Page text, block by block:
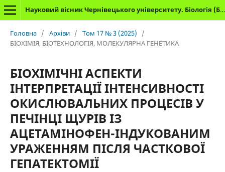
Науковий вісник Чернівецького університету. Біологія (Біологічні системи)
Головна / Архіви / Том 17 № 3 (2025)
/
БІОХІМІЯ, БІОТЕХНОЛОГІЯ, МОЛЕКУЛЯРНА ГЕНЕТИКА
БІОХІМІЧНІ АСПЕКТИ
ІНТЕРПРЕТАЦІЇ ІНТЕНСИВНОСТІ
ОКИСЛЮВАЛЬНИХ ПРОЦЕСІВ У
ПЕЧІНЦІ ЩУРІВ ІЗ
АЦЕТАМІНОФЕН-ІНДУКОВАНИМ
УРАЖЕННЯМ ПІСЛЯ ЧАСТКОВОЇ
ГЕПАТЕКТОМІЇ